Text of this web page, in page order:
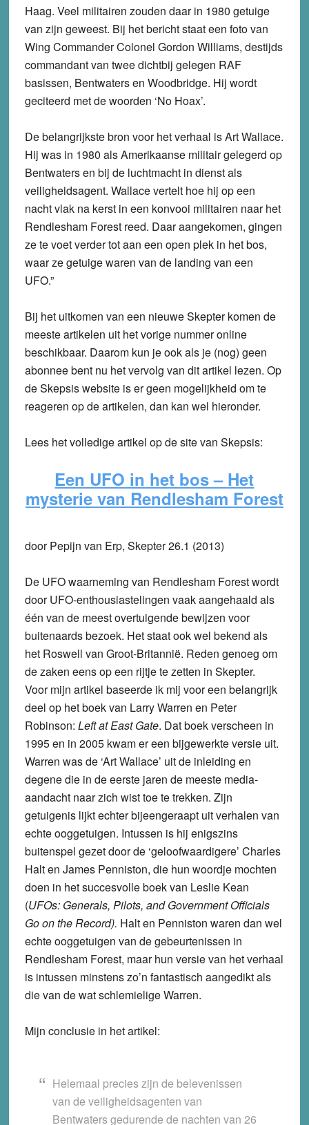
Haag. Veel militairen zouden daar in 1980 getuige
van zijn geweest. Bij het bericht staat een foto van
Wing Commander Colonel Gordon Williams, destijds
commandant van twee dichtbij gelegen RAF
basissen, Bentwaters en Woodbridge. Hij wordt
geciteerd met de woorden ‘No Hoax’.
De belangrijkste bron voor het verhaal is Art Wallace.
Hij was in 1980 als Amerikaanse militair gelegerd op
Bentwaters en bij de luchtmacht in dienst als
veiligheidsagent. Wallace vertelt hoe hij op een
nacht vlak na kerst in een konvooi militairen naar het
Rendlesham Forest reed. Daar aangekomen, gingen
ze te voet verder tot aan een open plek in het bos,
waar ze getuige waren van de landing van een
UFO.”
Bij het uitkomen van een nieuwe Skepter komen de
meeste artikelen uit het vorige nummer online
beschikbaar. Daarom kun je ook als je (nog) geen
abonnee bent nu het vervolg van dit artikel lezen. Op
de Skepsis website is er geen mogelijkheid om te
reageren op de artikelen, dan kan wel hieronder.
Lees het volledige artikel op de site van Skepsis:
Een UFO in het bos – Het
mysterie van Rendlesham Forest
door Pepijn van Erp, Skepter 26.1 (2013)
De UFO waarneming van Rendlesham Forest wordt
door UFO-enthousiastelingen vaak aangehaald als
één van de meest overtuigende bewijzen voor
buitenaards bezoek. Het staat ook wel bekend als
het Roswell van Groot-Britannië. Reden genoeg om
de zaken eens op een rijtje te zetten in Skepter.
Voor mijn artikel baseerde ik mij voor een belangrijk
deel op het boek van Larry Warren en Peter
Robinson: Left at East Gate. Dat boek verscheen in
1995 en in 2005 kwam er een bijgewerkte versie uit.
Warren was de ‘Art Wallace’ uit de inleiding en
degene die in de eerste jaren de meeste media-
aandacht naar zich wist toe te trekken. Zijn
getuigenis lijkt echter bijeengeraapt uit verhalen van
echte ooggetuigen. Intussen is hij enigszins
buitenspel gezet door de ‘geloofwaardigere’ Charles
Halt en James Penniston, die hun woordje mochten
doen in het succesvolle boek van Leslie Kean
(UFOs: Generals, Pilots, and Government Officials
Go on the Record). Halt en Penniston waren dan wel
echte ooggetuigen van de gebeurtenissen in
Rendlesham Forest, maar hun versie van het verhaal
is intussen minstens zo’n fantastisch aangedikt als
die van de wat schlemielige Warren.
Mijn conclusie in het artikel:
Helemaal precies zijn de belevenissen
van de veiligheidsagenten van
Bentwaters gedurende de nachten van 26